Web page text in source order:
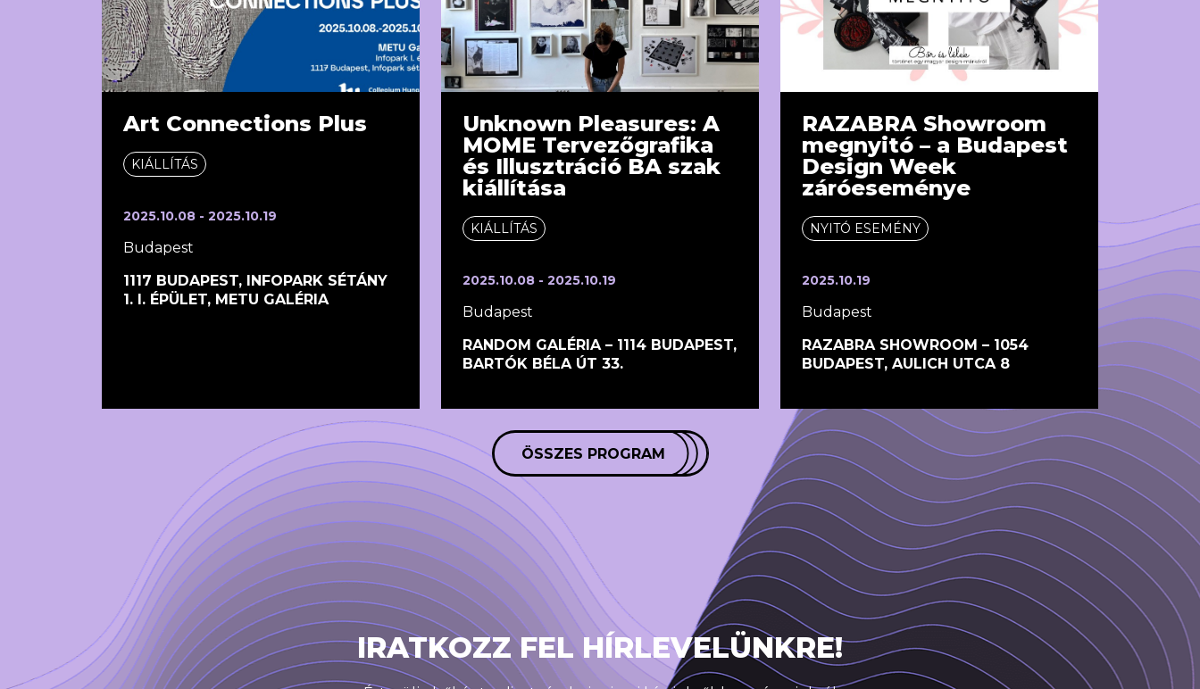
Art Connections Plus
KIÁLLÍTÁS
2025.10.08 - 2025.10.19
Budapest
1117 BUDAPEST, INFOPARK SÉTÁNY
1. I. ÉPÜLET, METU GALÉRIA
Unknown Pleasures: A
MOME Tervezőgrafika
és Illusztráció BA szak
kiállítása
KIÁLLÍTÁS
2025.10.08 - 2025.10.19
Budapest
RANDOM GALÉRIA – 1114 BUDAPEST,
BARTÓK BÉLA ÚT 33.
RAZABRA Showroom
megnyitó – a Budapest
Design Week
záróeseménye
NYITÓ ESEMÉNY
2025.10.19
Budapest
RAZABRA SHOWROOM – 1054
BUDAPEST, AULICH UTCA 8
ÖSSZES PROGRAM
IRATKOZZ FEL HÍRLEVELÜNKRE!